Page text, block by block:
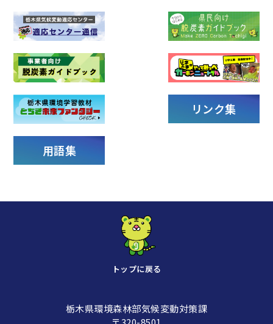
リンク集
用語集
栃木県環境森林部気候変動対策課
トップに戻る